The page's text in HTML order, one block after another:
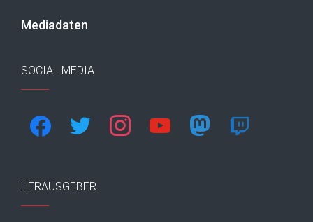
Mediadaten
SOCIAL MEDIA
facebook twitter instagram youtube mastodon twitch
HERAUSGEBER